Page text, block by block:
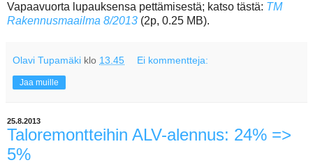
Vapaavuorta lupauksensa pettämisestä; katso tästä: TM
Rakennusmaailma 8/2013 (2p, 0.25 MB).
Olavi Tupamäki klo 13.45 Ei kommentteja:
Jaa muille
25.8.2013
Taloremontteihin ALV-alennus: 24% =>
5%